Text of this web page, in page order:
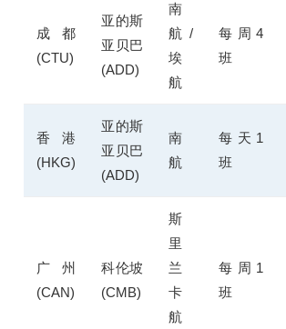
成都
(CTU)
亚的斯
亚贝巴
(ADD)
南
航 /
埃
航
每周4
班
香港
(HKG)
亚的斯
亚贝巴
(ADD)
南
航
每天1
班
广州
(CAN)
科伦坡
(CMB)
斯
里
兰
卡
航
每周1
班